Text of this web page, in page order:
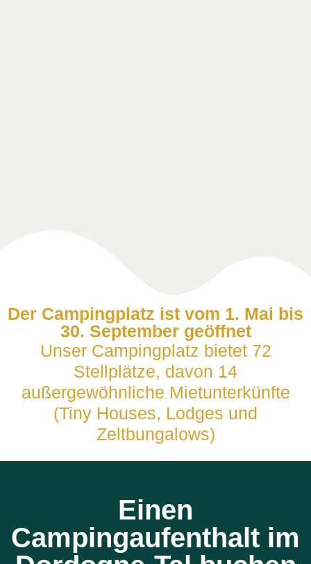
Der Campingplatz ist vom 1. Mai bis
30. September geöffnet
Unser Campingplatz bietet 72
Stellplätze, davon 14
außergewöhnliche Mietunterkünfte
(Tiny Houses, Lodges und
Zeltbungalows)
Einen
Campingaufenthalt im